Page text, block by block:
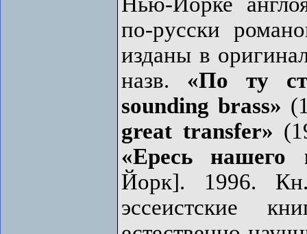
по-русски
изданы в
назв. «По ту
sounding brass»
great transfer»
«Ересь нашего
Йорк]. 1996.
эссеистские